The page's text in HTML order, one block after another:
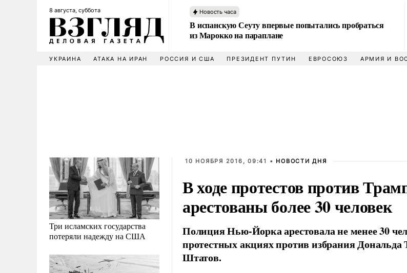
8 августа, суббота Новость часа
В испанскую Сеуту впервые попытались пробраться
из Марокко на параплане
УКРАИНА АТАКА НА ИРАН РОССИЯ И США ПРЕЗИДЕНТ ПУТИН ЕВРОСОЮЗ АРМИЯ И
Три исламских государства
потеряли надежду на США
10 НОЯБРЯ 2016, 09:41 • НОВОСТИ ДНЯ
В ходе протестов против
арестованы более 30 человек
Полиция Нью-Йорка арестовала не менее 30
протестных акциях против избрания
Штатов.